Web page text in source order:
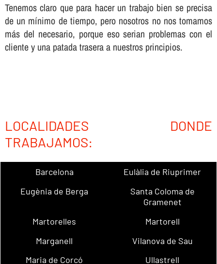
Tenemos claro que para hacer un trabajo bien se precisa
de un mí­nimo de tiempo, pero nosotros no nos tomamos
más del necesario, porque eso serian problemas con el
cliente y una patada trasera a nuestros principios.
LOCALIDADES DONDE
TRABAJAMOS:
Barcelona
Eulàlia de Riuprimer
Eugènia de Berga
Santa Coloma de
Gramenet
Martorelles
Martorell
Marganell
Vilanova de Sau
Maria de Corcó
Ullastrell